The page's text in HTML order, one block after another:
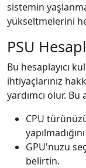
sistemin
yükseltmelerini
PSU
Bu hesaplayıcı
ihtiyaçlarınız
yardımcı olur. Bu
CPU
GPU'nuzu
belirtin.